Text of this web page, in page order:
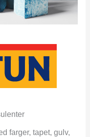
farger, tapet, gulv,